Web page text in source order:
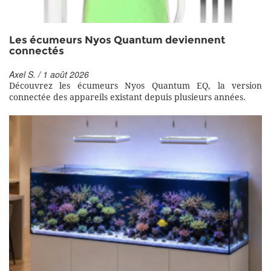
Les écumeurs Nyos Quantum deviennent
connectés
Axel S. / 1 août 2026
Découvrez les écumeurs Nyos Quantum EQ, la version
connectée des appareils existant depuis plusieurs années.